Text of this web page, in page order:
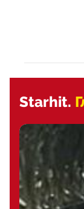
Starhit.